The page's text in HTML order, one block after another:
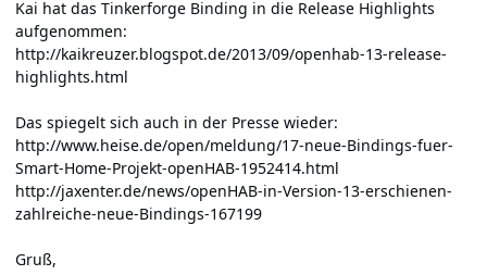
Kai hat das Tinkerforge Binding in die Release Highlights
aufgenommen:
http://kaikreuzer.blogspot.de/2013/09/openhab-13-release-
highlights.html
Das spiegelt sich auch in der Presse wieder:
http://www.heise.de/open/meldung/17-neue-Bindings-fuer-
Smart-Home-Projekt-openHAB-1952414.html
http://jaxenter.de/news/openHAB-in-Version-13-erschienen-
zahlreiche-neue-Bindings-167199
Gruß,